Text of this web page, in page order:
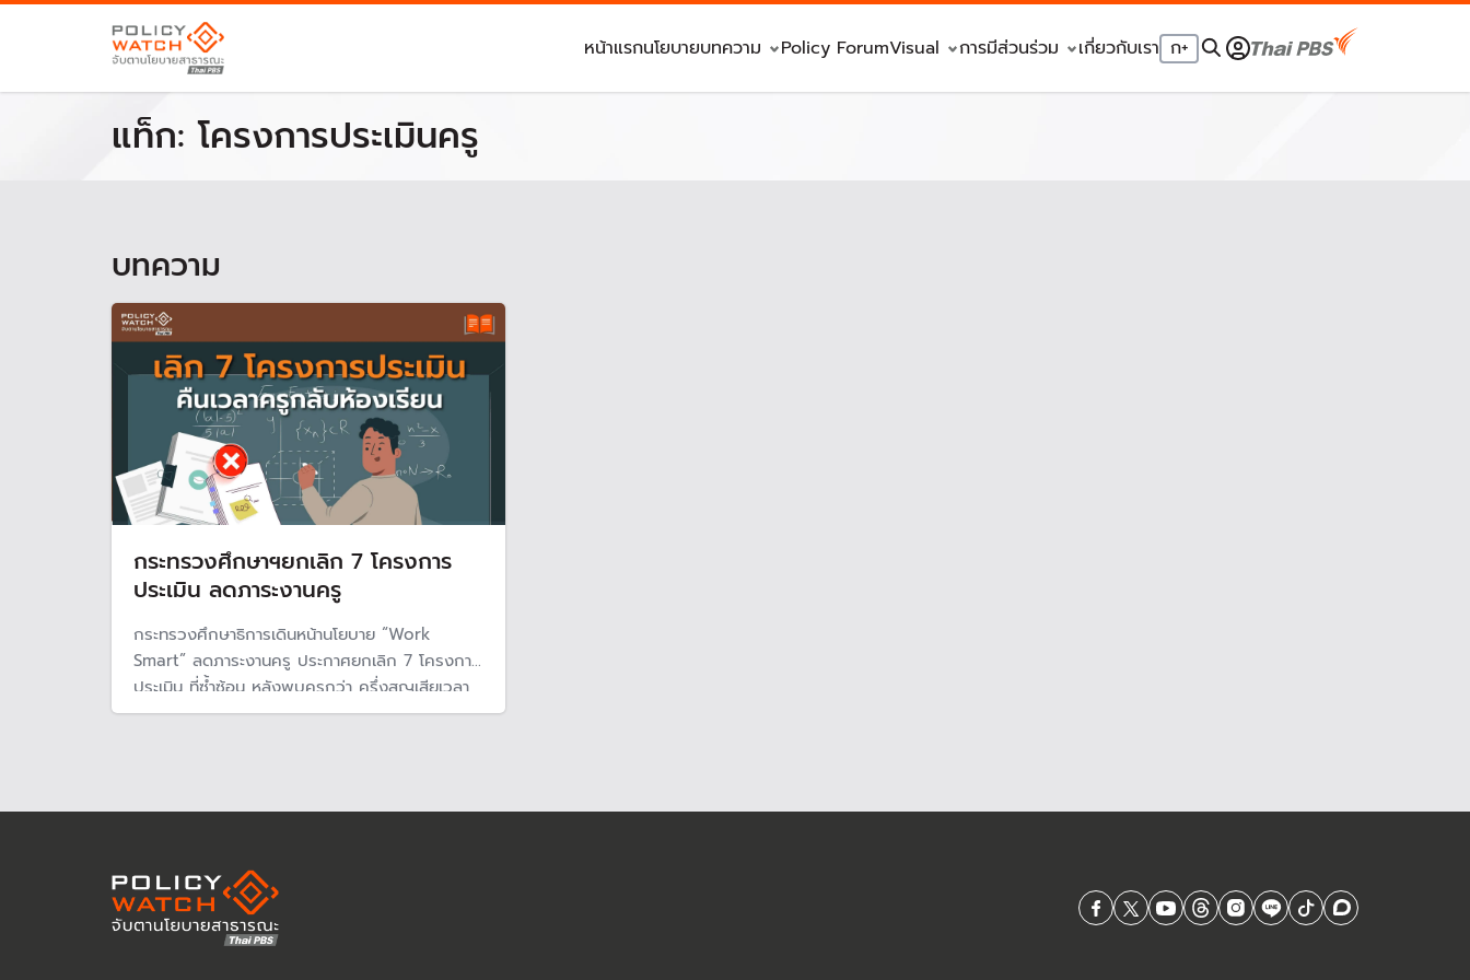
หน้าแรกนโยบายบทความ Policy ForumVisual การมีส่วนร่วม เกี่ยวกับเรา ก+
แท็ก:โครงการประเมินครู
บทความ
กระทรวงศึกษาฯยกเลิก 7 โครงการ
ประเมิน ลดภาระงานครู
กระทรวงศึกษาธิการเดินหน้านโยบาย “Work
Smart” ลดภาระงานครู ประกาศยกเลิก 7 โครงการ
ประเมิน ที่ซ้ำซ้อน หลังพบครูกว่า ครึ่งสูญเสียเวลา
สอนจากภาระเอกสาร พร้อมบูรณาการระบบข้อมูลให้